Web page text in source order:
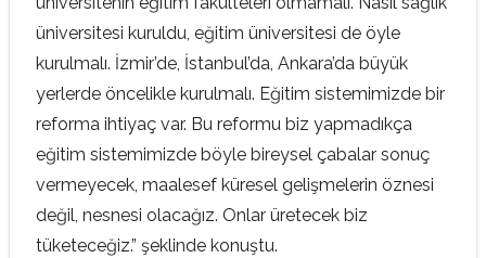
üniversitesi kuruldu, eğitim üniversitesi de öyle
kurulmalı. İzmir’de, İstanbul’da, Ankara’da büyük
yerlerde öncelikle kurulmalı. Eğitim sistemimizde bir
reforma ihtiyaç var. Bu reformu biz yapmadıkça
eğitim sistemimizde böyle bireysel çabalar sonuç
vermeyecek, maalesef küresel gelişmelerin öznesi
değil, nesnesi olacağız. Onlar üretecek biz
tüketeceğiz.” şeklinde konuştu.